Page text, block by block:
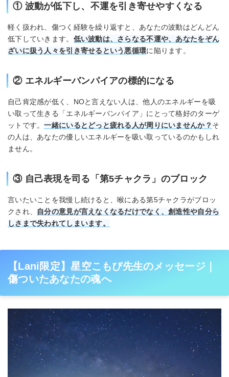
① 波動が低下し、不運を引き寄せやすくなる
軽く扱われ、傷つく経験を繰り返すと、あなたの波動はどんどん
低下していきます。 低い波動は、さらなる不運や、あなたをぞん
ざいに扱う人々を引き寄せるという悪循環に陥ります。
② エネルギーバンパイアの標的になる
自己肯定感が低く、NOと言えない人は、他人のエネルギーを吸
い取って生きる「エネルギーバンパイア」にとって格好のターゲ
ットです。一緒にいるとどっと疲れる人が周りにいませんか？ そ
の人は、あなたの優しいエネルギーを吸い取っているのかもしれ
ません。
③ 自己表現を司る「第5チャクラ」のブロック
言いたいことを我慢し続けると、喉にある第5チャクラがブロッ
クされ、
自分の意見が言えなくなるだけでなく、創造性や自分ら
しさまで失われてしまいます。
【Lani限定】星空こもぴ先生のメッセージ｜
傷ついたあなたの魂へ